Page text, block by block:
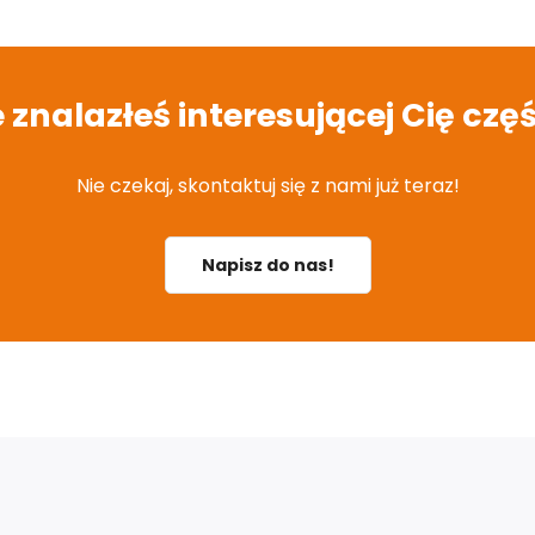
znalazłeś interesującej Cię
Nie czekaj, skontaktuj się z nami już teraz!
Napisz do nas!